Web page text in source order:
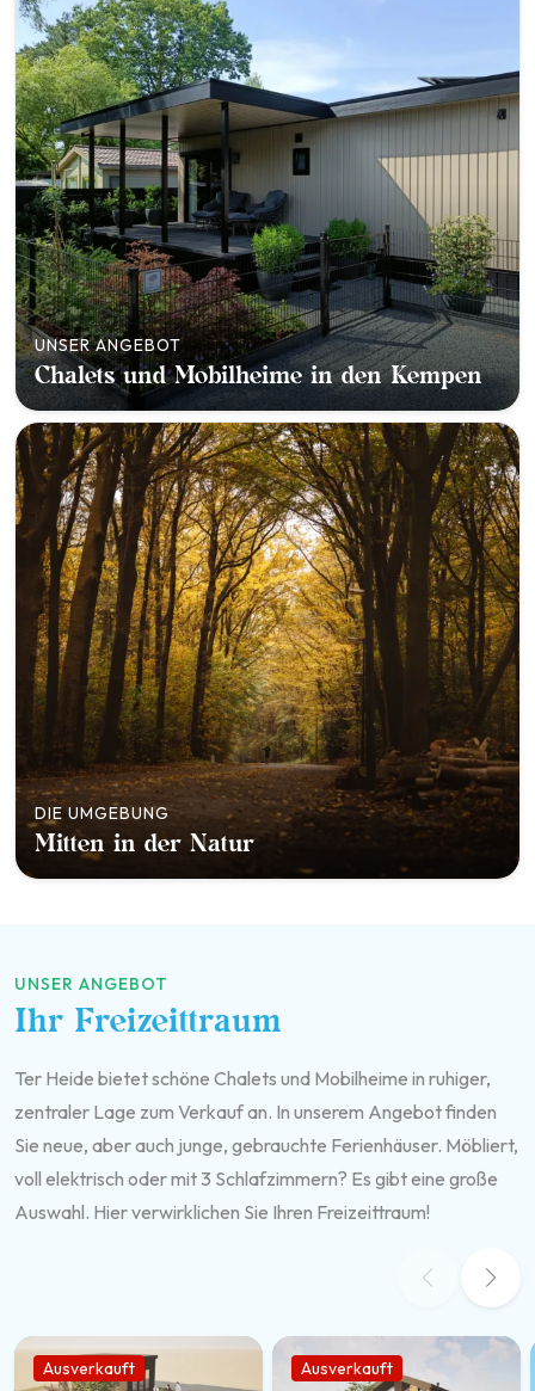
UNSER ANGEBOT
Chalets und Mobilheime in den Kempen
DIE UMGEBUNG
Mitten in der Natur
UNSER ANGEBOT
Ihr Freizeittraum
Ter Heide bietet schöne Chalets und Mobilheime in ruhiger,
zentraler Lage zum Verkauf an. In unserem Angebot finden
Sie neue, aber auch junge, gebrauchte Ferienhäuser. Möbliert,
voll elektrisch oder mit 3 Schlafzimmern? Es gibt eine große
Auswahl. Hier verwirklichen Sie Ihren Freizeittraum!
Ausverkauft Ausverkauft